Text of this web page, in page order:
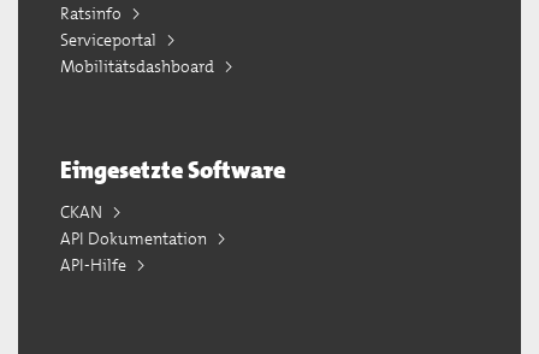
Ratsinfo
Serviceportal
Mobilitätsdashboard
Eingesetzte Software
CKAN
API Dokumentation
API-Hilfe